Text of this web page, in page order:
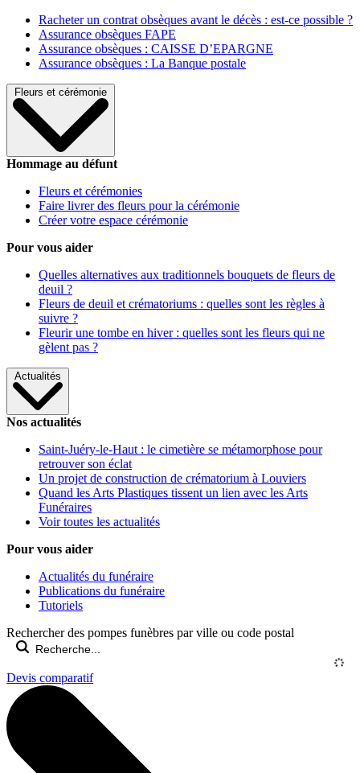
Racheter un contrat obsèques avant le décès : est-ce possible ?
Assurance obsèques FAPE
Assurance obsèques : CAISSE D’EPARGNE
Assurance obsèques : La Banque postale
Fleurs et cérémonie
Hommage au défunt
Fleurs et cérémonies
Faire livrer des fleurs pour la cérémonie
Créer votre espace cérémonie
Pour vous aider
Quelles alternatives aux traditionnels bouquets de fleurs de
deuil ?
Fleurs de deuil et crématoriums : quelles sont les règles à
suivre ?
Fleurir une tombe en hiver : quelles sont les fleurs qui ne
gèlent pas ?
Actualités
Nos actualités
Saint-Juéry-le-Haut : le cimetière se métamorphose pour
retrouver son éclat
Un projet de construction de crématorium à Louviers
Quand les Arts Plastiques tissent un lien avec les Arts
Funéraires
Voir toutes les actualités
Pour vous aider
Actualités du funéraire
Publications du funéraire
Tutoriels
Rechercher des pompes funèbres par ville ou code postal
Devis comparatif